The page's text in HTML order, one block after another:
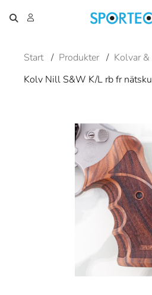
Start / Produkter / Kolvar
Kolv Nill S&W K/L rb fr